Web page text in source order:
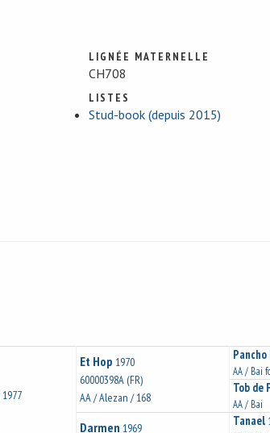
LIGNÉE MATERNELLE
CH708
LISTES
Stud-book (depuis 2015)
1977
Et Hop 1970
60000398A (FR)
AA / Alezan / 168
Pancho
AA / Bai
Tob de
AA / Bai
Darmen 1969
Tanael